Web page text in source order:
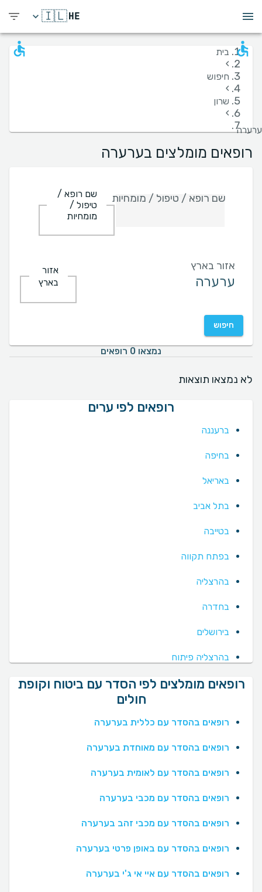
HE
🇮🇱
בית
›
חיפוש
›
שרון
›
ערערה
רופאים מומלצים בערערה
שם רופא / טיפול / מומחיות
שם רופא /
טיפול /
מומחיות
אזור בארץ
אזור
בארץ
חיפוש
נמצאו 0 רופאים
לא נמצאו תוצאות
רופאים לפי ערים
ברעננה
בחיפה
באריאל
בתל אביב
בטייבה
בפתח תקווה
בהרצליה
בחדרה
בירושלים
בהרצליה פיתוח
רופאים מומלצים לפי הסדר עם ביטוח וקופת
חולים
רופאים בהסדר עם כללית בערערה
רופאים בהסדר עם מאוחדת בערערה
רופאים בהסדר עם לאומית בערערה
רופאים בהסדר עם מכבי בערערה
רופאים בהסדר עם מכבי זהב בערערה
רופאים בהסדר עם באופן פרטי בערערה
רופאים בהסדר עם איי אי ג'י בערערה